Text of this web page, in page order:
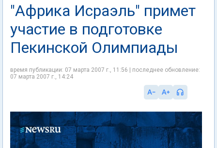
"Африка Исраэль" примет
участие в подготовке
Пекинской Олимпиады
время публикации: 07 марта 2007 г., 11:56 | последнее обновление:
07 марта 2007 г., 14:24